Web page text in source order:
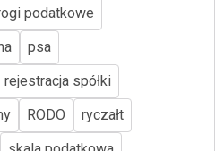
podatkowe
psa
rejestracja spółki
RODO
ryczałt